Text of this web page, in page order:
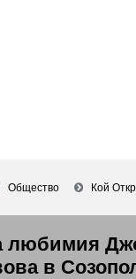
Общество Кой
любимия
в